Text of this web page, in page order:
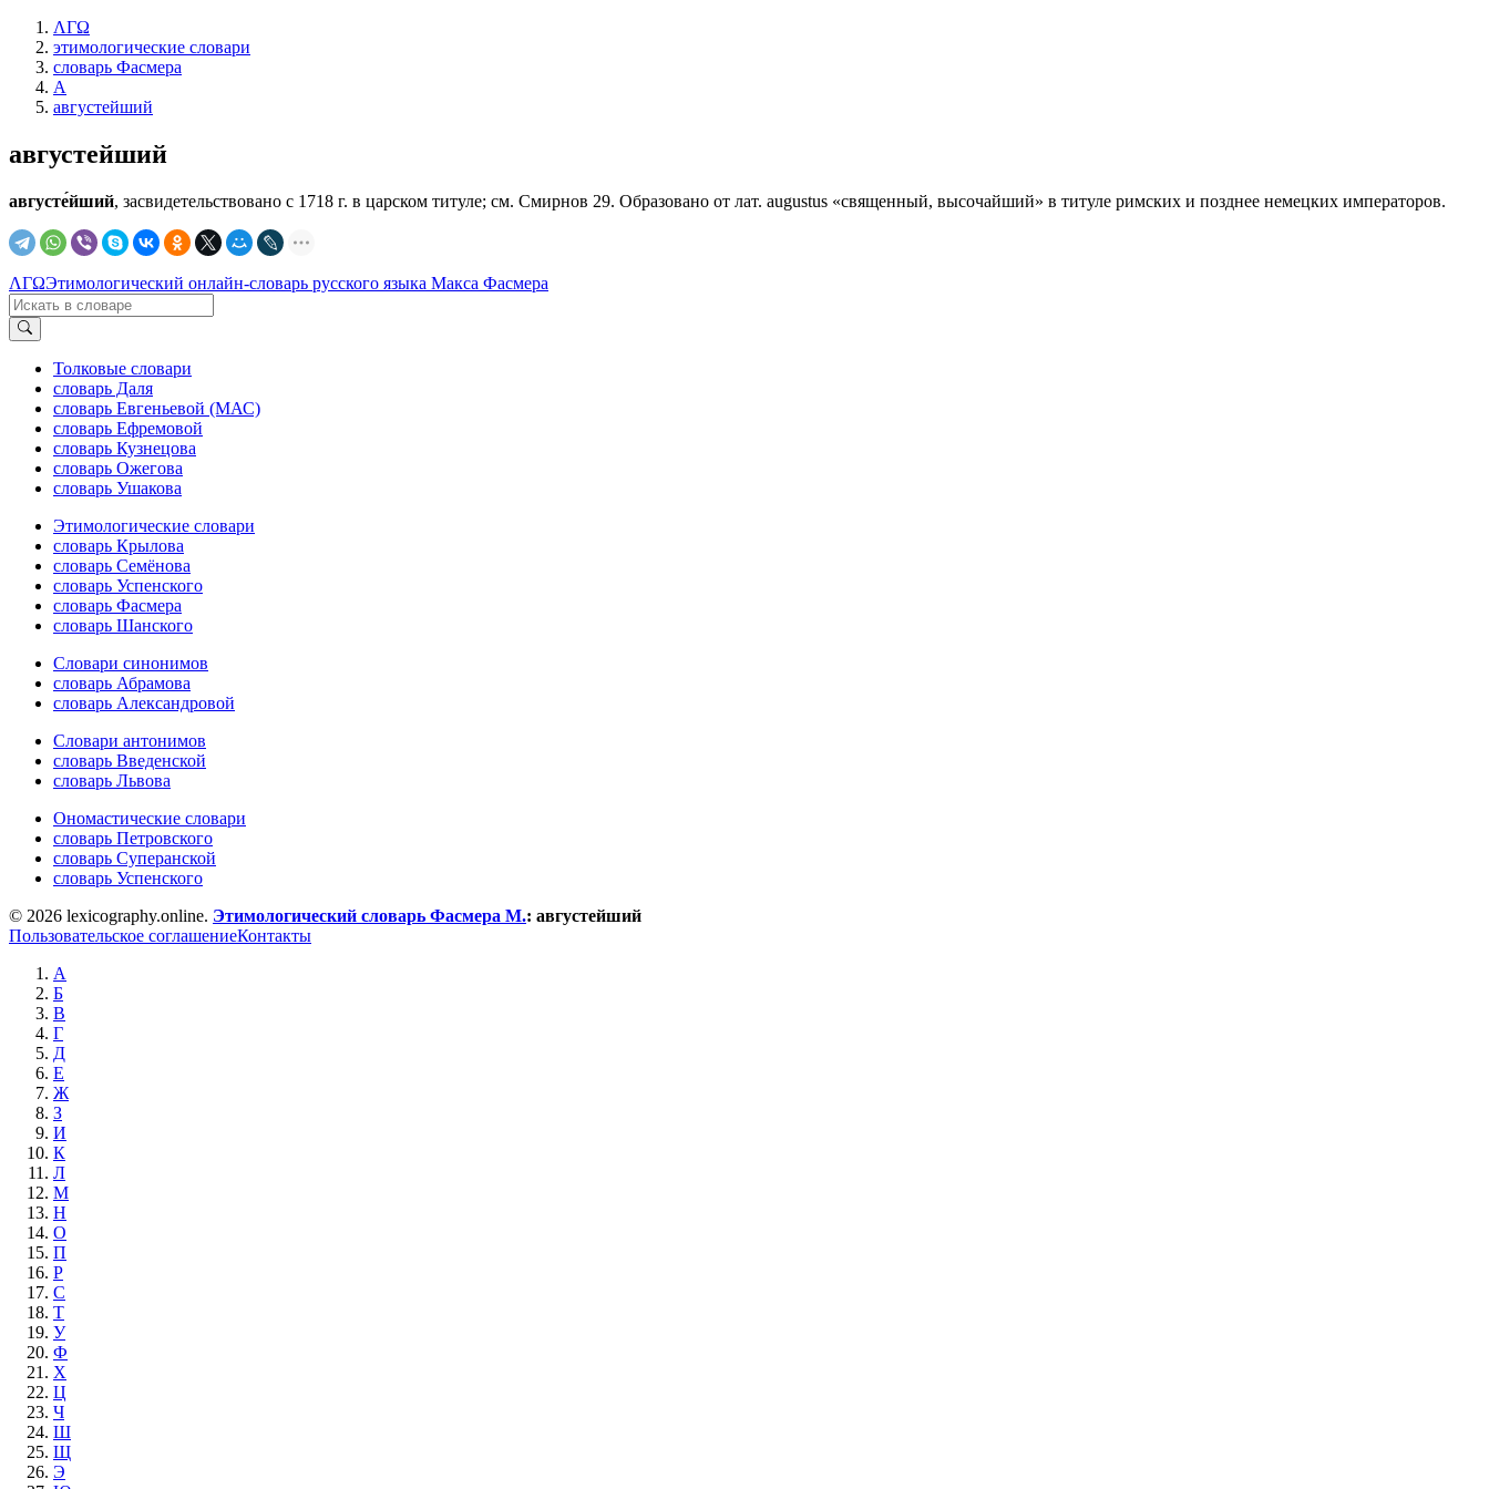
ΛΓΩ
этимологические словари
словарь Фасмера
А
августейший
августейший
августе́йший, засвидетельствовано с 1718 г. в царском титуле; см. Смирнов 29. Образовано от лат. augustus «священный, высочайший» в титуле римских и позднее немецких императоров.
ΛΓΩЭтимологический онлайн-словарь русского языка Макса Фасмера
Толковые словари
словарь Даля
словарь Евгеньевой (МАС)
словарь Ефремовой
словарь Кузнецова
словарь Ожегова
словарь Ушакова
Этимологические словари
словарь Крылова
словарь Семёнова
словарь Успенского
словарь Фасмера
словарь Шанского
Словари синонимов
словарь Абрамова
словарь Александровой
Словари антонимов
словарь Введенской
словарь Львова
Ономастические словари
словарь Петровского
словарь Суперанской
словарь Успенского
© 2026 lexicography.online. Этимологический словарь Фасмера М.: августейший
Пользовательское соглашениеКонтакты
А
Б
В
Г
Д
Е
Ж
З
И
К
Л
М
Н
О
П
Р
С
Т
У
Ф
Х
Ц
Ч
Ш
Щ
Э